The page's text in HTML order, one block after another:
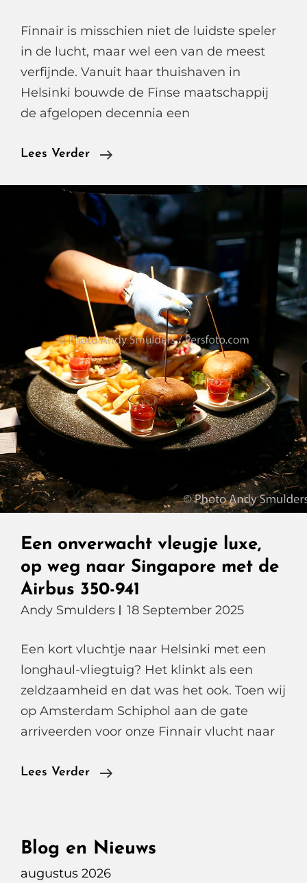
Finnair is misschien niet de luidste speler
in de lucht, maar wel een van de meest
verfijnde. Vanuit haar thuishaven in
Helsinki bouwde de Finse maatschappij
de afgelopen decennia een
Lees Verder
Van
Houden
Tijdens
Corona
Naar
Afstand
Beleven,
Finnair’s
Nieuwe
Visie
Op
Business
Class
Een onverwacht vleugje luxe,
op weg naar Singapore met de
Airbus 350-941
Andy Smulders 18 September 2025
Een kort vluchtje naar Helsinki met een
longhaul-vliegtuig? Het klinkt als een
zeldzaamheid en dat was het ook. Toen wij
op Amsterdam Schiphol aan de gate
arriveerden voor onze Finnair vlucht naar
Lees Verder
Een
Op
Blog en Nieuws
augustus 2026